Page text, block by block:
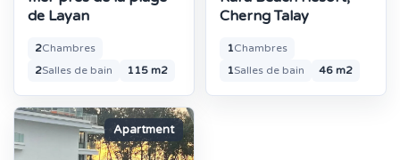
de Layan
2Chambres
2Salles de bain 115 m2
Cherng Talay
1Chambres
1Salles de bain 46 m2
Apartment